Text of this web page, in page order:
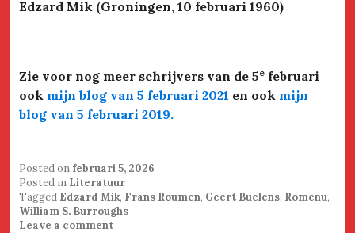
Edzard Mik (Groningen, 10 februari 1960)
Zie voor nog meer schrijvers van de 5e februari
ook mijn blog van 5 februari 2021 en ook mijn
blog van 5 februari 2019.
Posted on februari 5, 2026
Posted in Literatuur
Tagged Edzard Mik, Frans Roumen, Geert Buelens, Romenu,
William S. Burroughs
Leave a comment